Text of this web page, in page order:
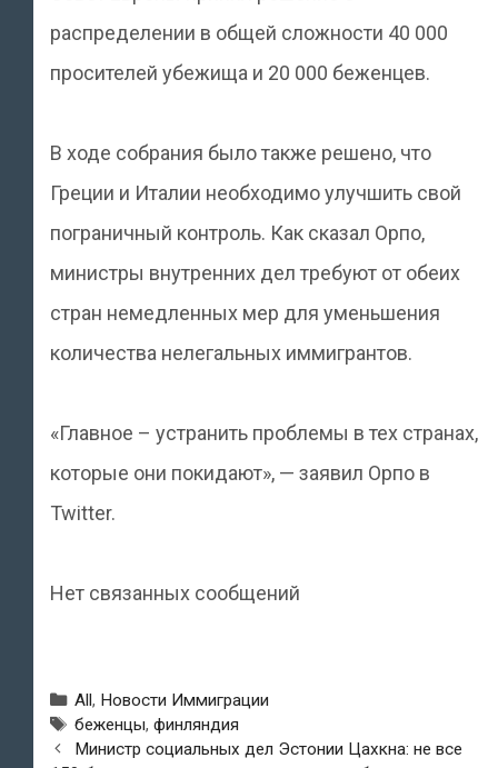
распределении в общей сложности 40 000
просителей убежища и 20 000 беженцев.
В ходе собрания было также решено, что
Греции и Италии необходимо улучшить свой
пограничный контроль. Как сказал Орпо,
министры внутренних дел требуют от обеих
стран немедленных мер для уменьшения
количества нелегальных иммигрантов.
«Главное – устранить проблемы в тех странах,
которые они покидают», — заявил Орпо в
Twitter.
Нет связанных сообщений
Рубрики
All, Новости Иммиграции
Метки
беженцы,финляндия
Навигация
Министр социальных дел Эстонии Цахкна: не все